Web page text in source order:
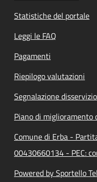
Statistiche del portale
Leggi le FAQ
Pagamenti
Riepilogo valutazioni
Segnalazione disservizio
Piano di miglioramento
Comune di Erba -
00430660134 - PEC:
Powered by Sportello